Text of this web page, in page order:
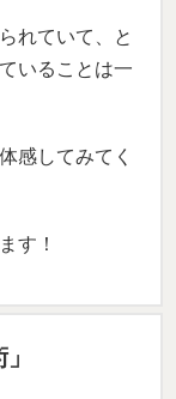
れていて、と
いることは一
感してみてく
す！